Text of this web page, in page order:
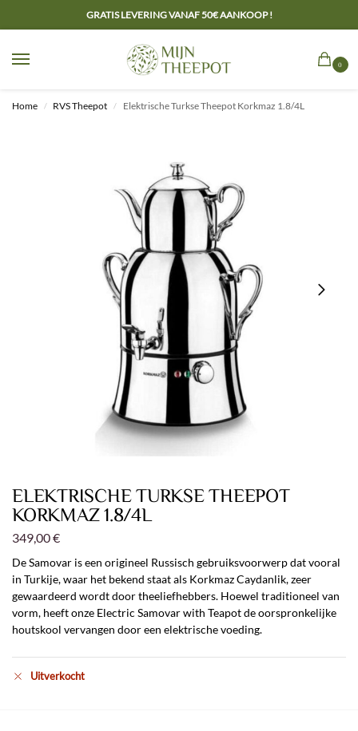
GRATIS LEVERING VANAF 50€ AANKOOP !
0
Home / RVS Theepot / Elektrische Turkse Theepot Korkmaz 1.8/4L
ELEKTRISCHE TURKSE THEEPOT
KORKMAZ 1.8/4L
349,00€
De Samovar is een origineel Russisch gebruiksvoorwerp dat vooral
in Turkije, waar het bekend staat als Korkmaz Caydanlik, zeer
gewaardeerd wordt door theeliefhebbers. Hoewel traditioneel van
vorm, heeft onze Electric Samovar with Teapot de oorspronkelijke
houtskool vervangen door een elektrische voeding.
Uitverkocht